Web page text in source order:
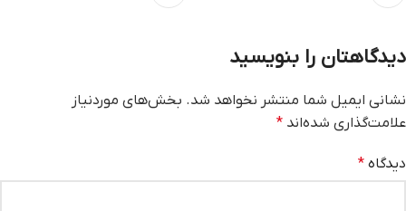
دیدگاهتان را بنویسید
نشانی ایمیل شما منتشر نخواهد شد. بخش‌های موردنیاز
علامت‌گذاری شده‌اند *
دیدگاه *